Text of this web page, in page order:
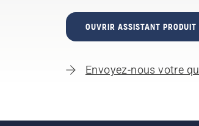
OUVRIR ASSISTANT PRODUIT
Envoyez-nous votre